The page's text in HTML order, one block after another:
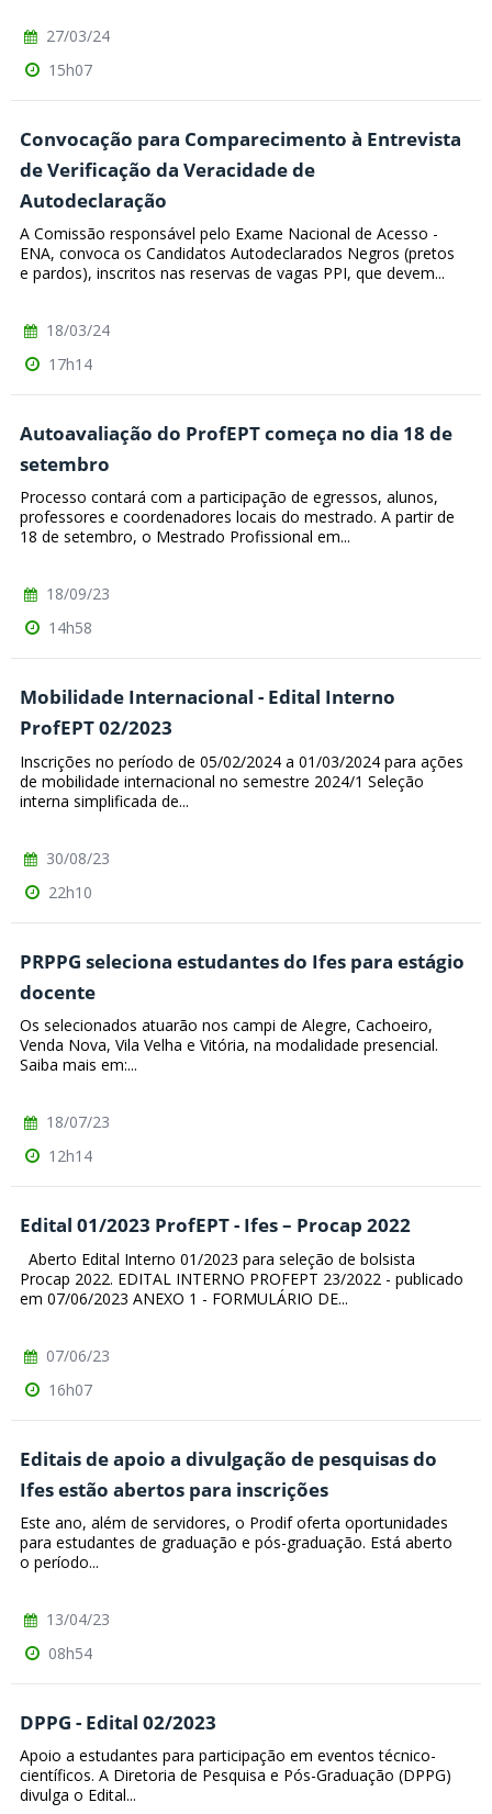
27/03/24
15h07
Convocação para Comparecimento à Entrevista
de Verificação da Veracidade de
Autodeclaração
A Comissão responsável pelo Exame Nacional de Acesso -
ENA, convoca os Candidatos Autodeclarados Negros (pretos
e pardos), inscritos nas reservas de vagas PPI, que devem...
18/03/24
17h14
Autoavaliação do ProfEPT começa no dia 18 de
setembro
Processo contará com a participação de egressos, alunos,
professores e coordenadores locais do mestrado. A partir de
18 de setembro, o Mestrado Profissional em...
18/09/23
14h58
Mobilidade Internacional - Edital Interno
ProfEPT 02/2023
Inscrições no período de 05/02/2024 a 01/03/2024 para ações
de mobilidade internacional no semestre 2024/1 Seleção
interna simplificada de...
30/08/23
22h10
PRPPG seleciona estudantes do Ifes para estágio
docente
Os selecionados atuarão nos campi de Alegre, Cachoeiro,
Venda Nova, Vila Velha e Vitória, na modalidade presencial.
Saiba mais em:...
18/07/23
12h14
Edital 01/2023 ProfEPT - Ifes – Procap 2022
Aberto Edital Interno 01/2023 para seleção de bolsista
Procap 2022. EDITAL INTERNO PROFEPT 23/2022 - publicado
em 07/06/2023 ANEXO 1 - FORMULÁRIO DE...
07/06/23
16h07
Editais de apoio a divulgação de pesquisas do
Ifes estão abertos para inscrições
Este ano, além de servidores, o Prodif oferta oportunidades
para estudantes de graduação e pós-graduação. Está aberto
o período...
13/04/23
08h54
DPPG - Edital 02/2023
Apoio a estudantes para participação em eventos técnico-
científicos. A Diretoria de Pesquisa e Pós-Graduação (DPPG)
divulga o Edital...